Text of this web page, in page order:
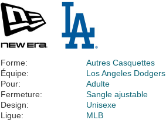
Forme:
Autres Casquettes
Équipe:
Los Angeles Dodgers
Pour:
Adulte
Fermeture:
Sangle ajustable
Design:
Unisexe
Ligue:
MLB